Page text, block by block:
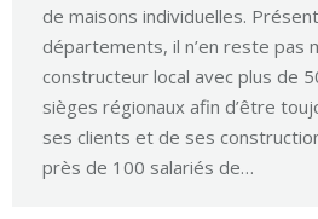
de maisons individuelles.
départements, il n’en reste pas
constructeur local avec plus de
sièges régionaux afin d’être
ses clients et de ses
près de 100 salariés de…